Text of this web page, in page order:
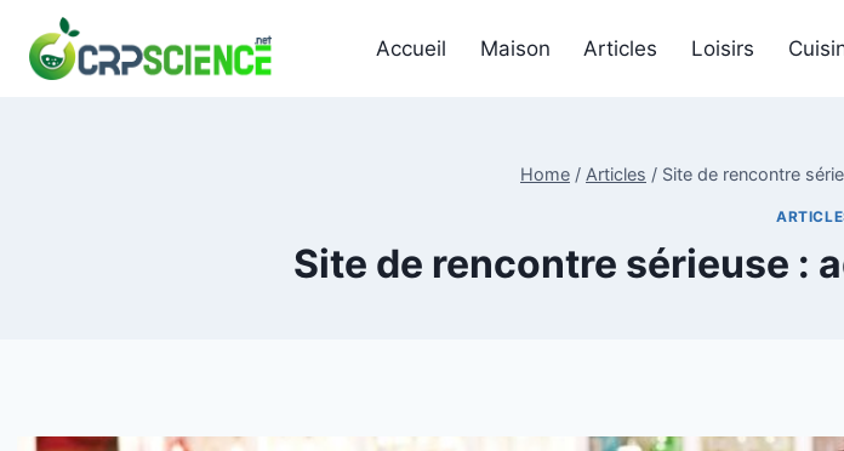
content
Accueil Maison Articles Loisirs
Home / Articles / Site de rencontre
Site de rencontre sérieuse :